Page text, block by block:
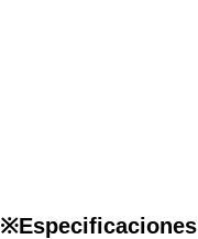
※Especificaciones